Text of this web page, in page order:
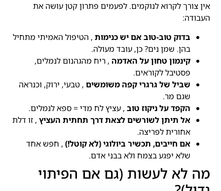
אין צורך לקרוא לנוקמים. לפעמים פתרון קטן עושה את
העבודה:
בדוק טוב-טוב אם יש כנימות , הטיפול האמיתי מתחיל
בהן. שמן נים? כן, עובד מעולה.
קינמון טחון על האדמה , ריח מהגהנום לנמלים,
פסטיבל לקוראים.
שביל של גרגרי קפה משומשים , טבעי, ירוק, וכנראה
שגם מר.
הקפד על ניקוז טוב , עציץ לח מדי = ספא לנמלים.
אל תיתן לשורשים לצאת דרך תחתית העציץ , זו דלת
אחורית לפריצה.
אם חייבים, תכשיר ביולוגי (לא קוטל!) , חפש אחד
שלא יפגע בצמח ולא בבני אדם.
מה לא לעשות (גם אם הפיתוי